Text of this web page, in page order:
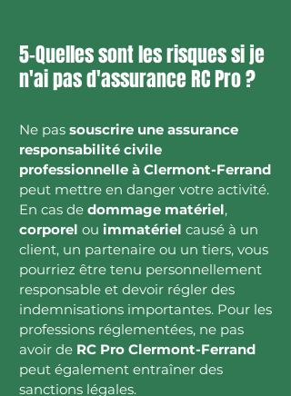
5-Quelles sont les risques si je
n'ai pas d'assurance RC Pro ?
Ne pas souscrire une assurance
responsabilité civile
professionnelle à Clermont-Ferrand
peut mettre en danger votre activité.
En cas de dommage matériel,
corporel ou immatériel causé à un
client, un partenaire ou un tiers, vous
pourriez être tenu personnellement
responsable et devoir régler des
indemnisations importantes. Pour les
professions réglementées, ne pas
avoir de RC Pro Clermont-Ferrand
peut également entraîner des
sanctions légales.